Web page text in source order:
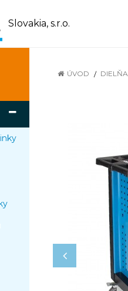
Slovakia, s.r.o.
ÚVOD DIELŇA